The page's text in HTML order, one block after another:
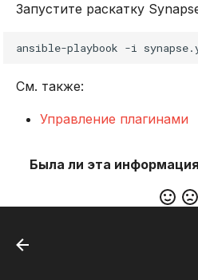
Запустите раскатку
ansible-playbook -i
См. также:
Управление плагинами
Была ли эта